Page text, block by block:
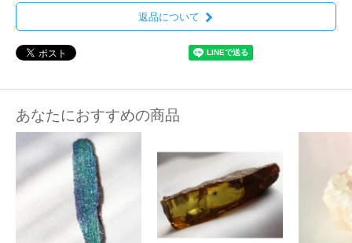
返品について
あなたにおすすめの商品